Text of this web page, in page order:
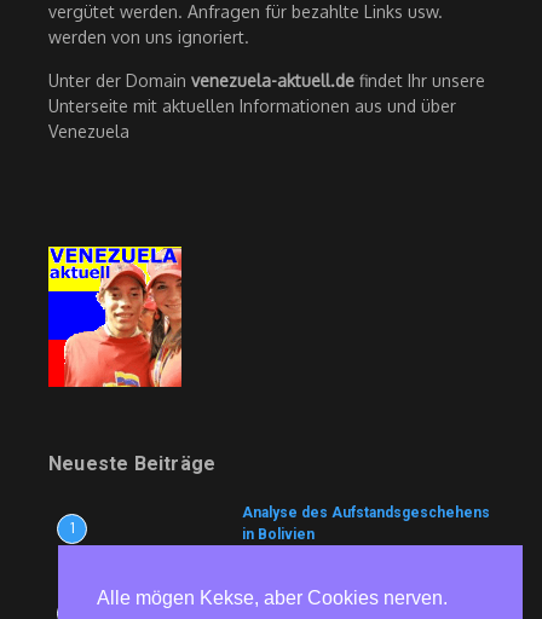
vergütet werden. Anfragen für bezahlte Links usw.
werden von uns ignoriert.
Unter der Domain venezuela-aktuell.de findet Ihr unsere
Unterseite mit aktuellen Informationen aus und über
Venezuela
Neueste Beiträge
1
Analyse des Aufstandsgeschehens
in Bolivien
Wem nutzt es?
Alle mögen Kekse, aber Cookies nerven.